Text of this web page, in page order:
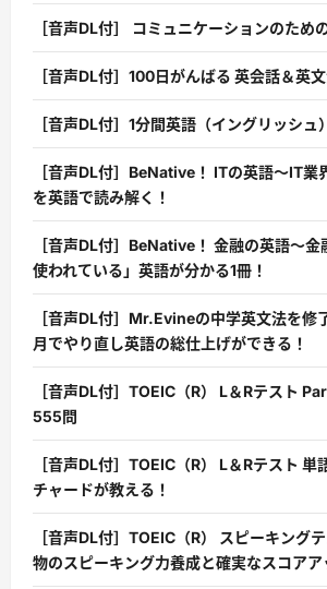
［音声DL付］ コミュニケーションのため
［音声DL付］100日がんばる 英会話＆英
［音声DL付］1分間英語（イングリッシ
［音声DL付］BeNative！ ITの英語〜IT業
を英語で読み解く！
［音声DL付］BeNative！ 金融の英語〜金
使われている」英語が分かる1冊！
［音声DL付］Mr.Evineの中学英文法を修
月でやり直し英語の総仕上げができる！
［音声DL付］TOEIC（R） L＆Rテスト
555問
［音声DL付］TOEIC（R） L＆Rテスト 単
チャードが教える！
［音声DL付］TOEIC（R） スピーキング
物のスピーキング力養成と確実なスコアア